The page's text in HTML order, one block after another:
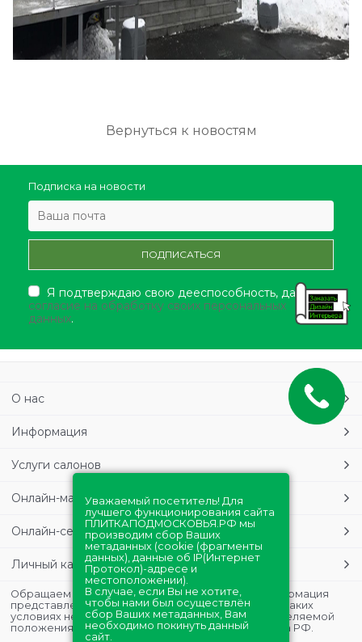
Вернуться к новостям
Подписка на новости
Я подтверждаю свою дееспособность, даю
согласие на обработку своих персональных
данных.
О нас
Информация
Услуги салонов
Онлайн-магазин
Онлайн-сервисы
Личный кабинет
Обращаем Ваше внимание на то, что данная информация
представлена в ознакомительных целях и ни при каких
условиях не является публичной офертой, определяемой
положениями Статьи 437 (2) Гражданского кодекса РФ.
Уважаемый посетитель! Для
лучшего функционирования сайта
ПЛИТКАПОДМОСКОВЬЯ.РФ мы
производим сбор Ваших
метаданных (cookie (фрагменты
данных), данные об IP(Интернет
Протокол)-адресе и
местоположении).
В случае, если Вы не хотите,
чтобы нами был осуществлён
сбор Ваших метаданных, Вам
необходимо покинуть данный
сайт.